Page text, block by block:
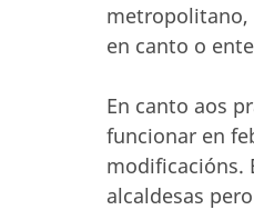
metropolitano,
en canto o
En canto aos
funcionar en
modificacións.
alcaldesas